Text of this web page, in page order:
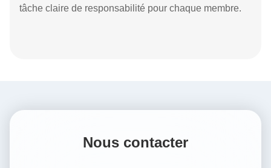
tâche claire de responsabilité pour chaque membre.
Nous contacter